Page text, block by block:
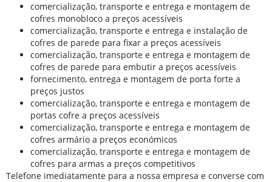
comercialização, transporte e entrega e montagem de
cofres monobloco a preços acessíveis
comercialização, transporte e entrega e instalação de
cofres de parede para fixar a preços acessíveis
comercialização, transporte e entrega e montagem de
cofres de parede para embutir a preços acessíveis
fornecimento, entrega e montagem de porta forte a
preços justos
comercialização, transporte e entrega e montagem de
portas cofre a preços acessíveis
comercialização, transporte e entrega e montagem de
cofres armário a preços económicos
comercialização, transporte e entrega e montagem de
cofres para armas a preços competitivos
Telefone imediatamente para a nossa empresa e converse com